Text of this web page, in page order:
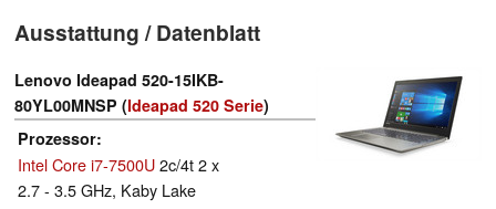
Ausstattung / Datenblatt
Lenovo Ideapad 520-15IKB-
80YL00MNSP (Ideapad 520 Serie)
Prozessor
Intel Core i7-7500U2c/4t 2 x
2.7 - 3.5 GHz, Kaby Lake